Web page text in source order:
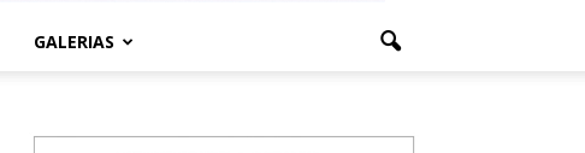
GALERIAS